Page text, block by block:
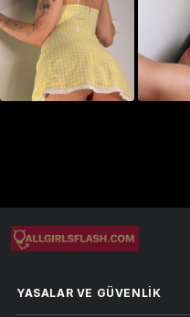
YASALAR VE GÜVENLIK